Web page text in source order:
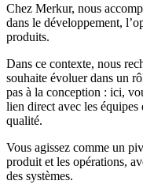
Chez Merkur, nous
dans le développement,
produits.
Dans ce contexte, nous
souhaite évoluer dans un
pas à la conception : ici,
lien direct avec les
qualité.
Vous agissez comme un
produit et les opérations,
des systèmes.